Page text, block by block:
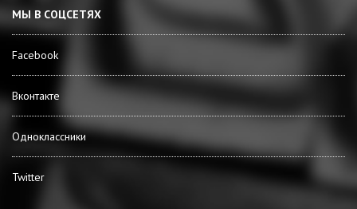
МЫ В СОЦСЕТЯХ
Facebook
Вконтакте
Одноклассники
Twitter